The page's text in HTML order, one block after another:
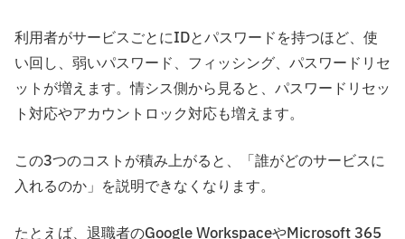
利用者がサービスごとにIDとパスワードを持つほど、使
い回し、弱いパスワード、フィッシング、パスワードリセ
ットが増えます。情シス側から見ると、パスワードリセッ
ト対応やアカウントロック対応も増えます。
この3つのコストが積み上がると、「誰がどのサービスに
入れるのか」を説明できなくなります。
たとえば、退職者のGoogle WorkspaceやMicrosoft 365